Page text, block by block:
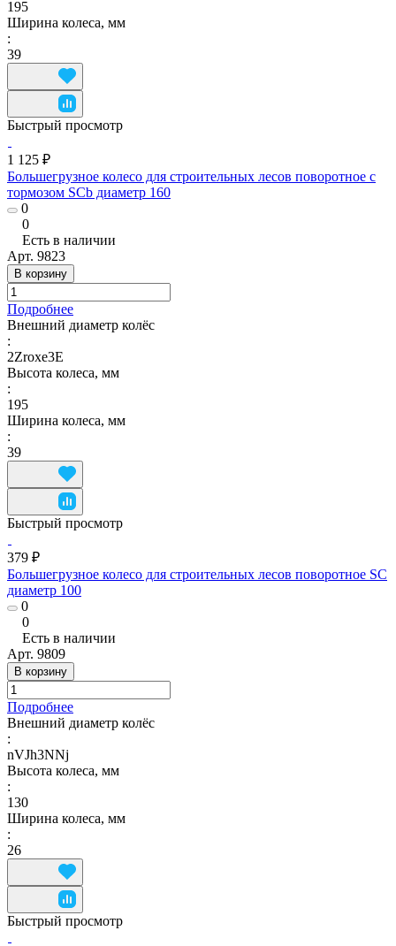
195
Ширина колеса, мм
:
39
Быстрый просмотр
1 125 ₽
Большегрузное колесо для строительных лесов поворотное с
тормозом SCb диаметр 160
0
0
Есть в наличии
Арт. 9823
В корзину
Подробнее
Внешний диаметр колёс
:
2Zroxe3E
Высота колеса, мм
:
195
Ширина колеса, мм
:
39
Быстрый просмотр
379 ₽
Большегрузное колесо для строительных лесов поворотное SC
диаметр 100
0
0
Есть в наличии
Арт. 9809
В корзину
Подробнее
Внешний диаметр колёс
:
nVJh3NNj
Высота колеса, мм
:
130
Ширина колеса, мм
:
26
Быстрый просмотр